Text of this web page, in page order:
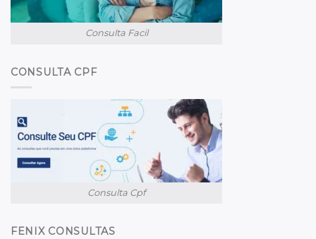
Consulta Facil
CONSULTA CPF
Consulta Cpf
FENIX CONSULTAS